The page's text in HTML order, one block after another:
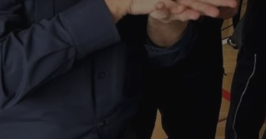
Funkcjonalność
Niezbędne pliki cookie umożliwiają korzystanie z podstawowych funkcji strony
zarządzanie kontem. Bez niezbędnych plików cookie nie można prawidłowo
Domena
Okres
przechowywania